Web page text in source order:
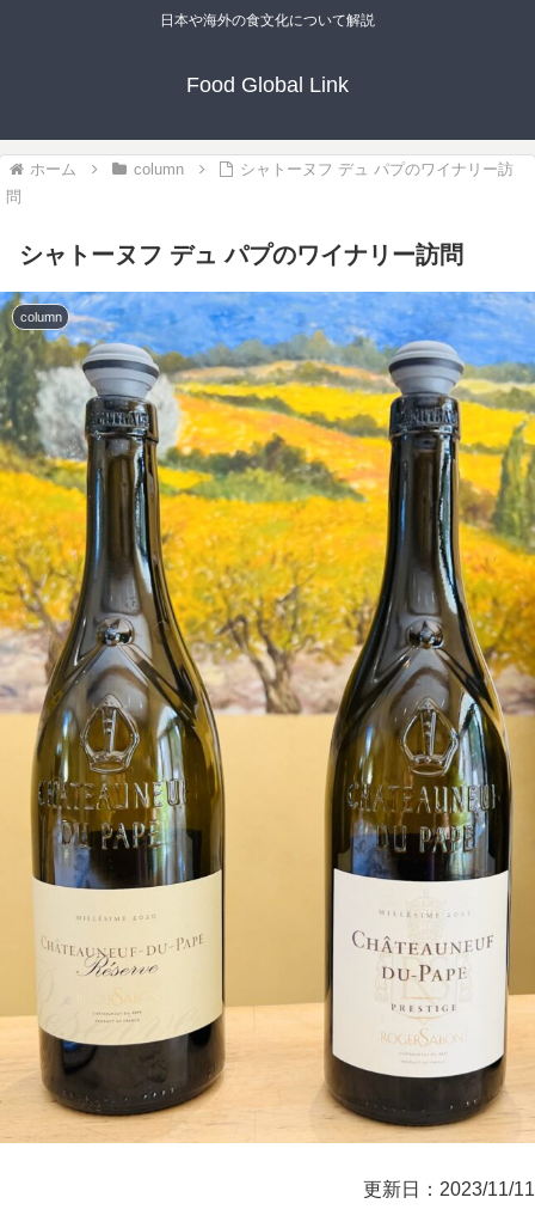
日本や海外の食文化について解説
Food Global Link
ホーム column
シャトーヌフ デュ パプのワイナリー訪
問
シャトーヌフ デュ パプのワイナリー訪問
column
更新日：2023/11/11